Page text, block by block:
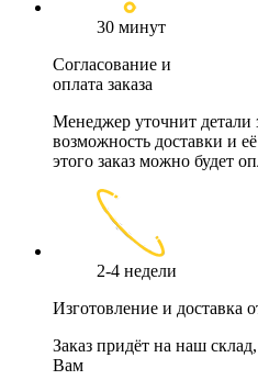
30 минут
Согласование и
оплата заказа
Менеджер уточнит детали
возможность доставки и
этого заказ можно будет
2-4 недели
Изготовление и доставка
Заказ придёт на наш
Вам